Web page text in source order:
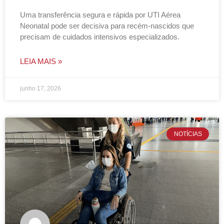
Uma transferência segura e rápida por UTI Aérea
Neonatal pode ser decisiva para recém-nascidos que
precisam de cuidados intensivos especializados.
LEIA MAIS »
junho 17, 2026
NOTÍCIAS